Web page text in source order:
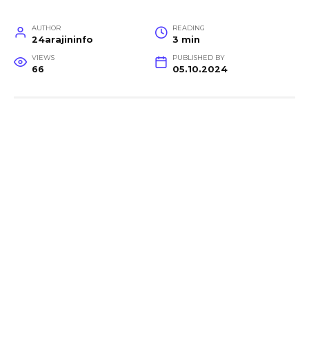
AUTHOR
24arajininfo
READING
3 min
VIEWS
66
PUBLISHED BY
05.10.2024